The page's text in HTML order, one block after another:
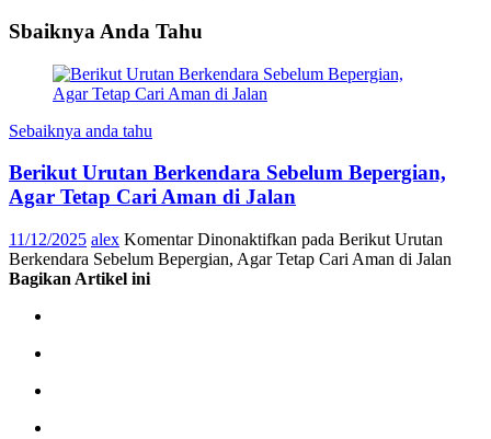
Sbaiknya Anda Tahu
Sebaiknya anda tahu
Berikut Urutan Berkendara Sebelum Bepergian,
Agar Tetap Cari Aman di Jalan
11/12/2025 alex Komentar Dinonaktifkan pada Berikut Urutan
Berkendara Sebelum Bepergian, Agar Tetap Cari Aman di Jalan
Bagikan Artikel ini